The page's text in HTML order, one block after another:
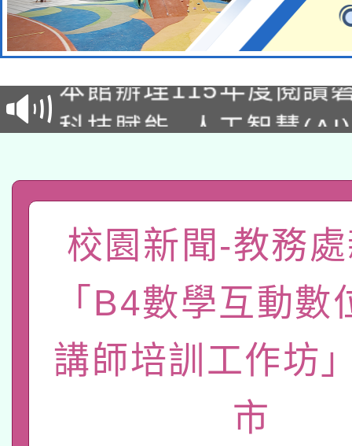
適應運動共學行動站研
暨閱讀推動專業研習
科技賦能─人工智慧
「數位內容與教學軟體
pilot」
有關大陸委員會函釋公
薪期間赴陸應申請許可
業技術研究院辦理「
用水績優單位及節水達
115年8月22日(星期六
桃園市孔廟祈福系列
開 智慧啟航」
2026年桃園地景藝術
「2026桃園藝術巡演
適應運動共學行動站研
校園新聞-教務
「B4數學互動數
講師培訓工作坊
市